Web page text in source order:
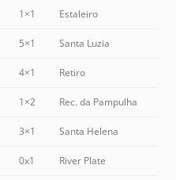
1×1 Estaleiro
5×1 Santa Luzia
4×1 Retiro
1×2 Rec. da Pampulha
3×1 Santa Helena
0x1 River Plate